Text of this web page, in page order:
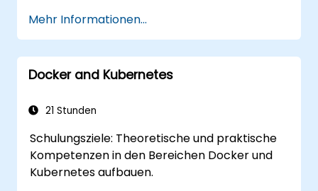
Mehr Informationen...
Docker and Kubernetes
21 Stunden
Schulungsziele: Theoretische und praktische
Kompetenzen in den Bereichen Docker und
Kubernetes aufbauen.